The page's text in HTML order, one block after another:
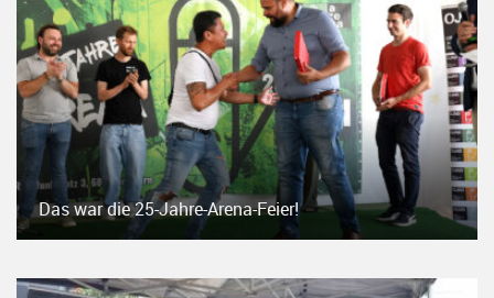
Das war die 25-Jahre-Arena-Feier!